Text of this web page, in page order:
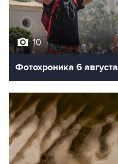
10
Фотохроника 6 августа